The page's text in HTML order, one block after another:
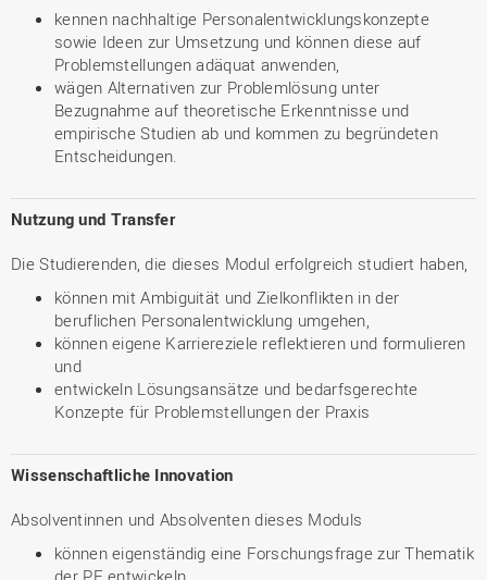
kennen nachhaltige Personalentwicklungskonzepte
sowie Ideen zur Umsetzung und können diese auf
Problemstellungen adäquat anwenden,
wägen Alternativen zur Problemlösung unter
Bezugnahme auf theoretische Erkenntnisse und
empirische Studien ab und kommen zu begründeten
Entscheidungen.
Nutzung und Transfer
Die Studierenden, die dieses Modul erfolgreich studiert haben,
können mit Ambiguität und Zielkonflikten in der
beruflichen Personalentwicklung umgehen,
können eigene Karriereziele reflektieren und formulieren
und
entwickeln Lösungsansätze und bedarfsgerechte
Konzepte für Problemstellungen der Praxis
Wissenschaftliche Innovation
Absolventinnen und Absolventen dieses Moduls
können eigenständig eine Forschungsfrage zur Thematik
der PE entwickeln,